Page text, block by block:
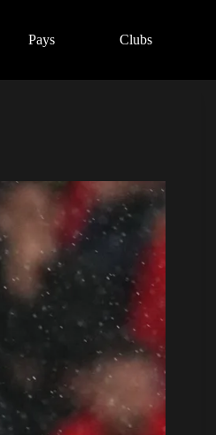
Pays Clubs